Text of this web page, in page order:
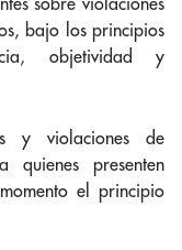
sobre violaciones
bajo los principios
objetividad y
y violaciones de
quienes presenten
el principio